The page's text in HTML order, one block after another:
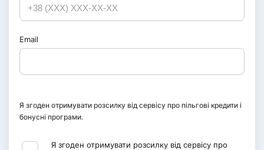
Email
Я згоден отримувати розсилку від сервісу про пільгові кредити і
бонусні програми.
Я згоден отримувати розсилку від сервісу про